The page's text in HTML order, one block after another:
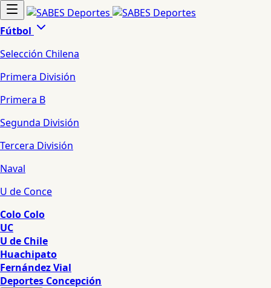
Fútbol
Selección Chilena
Primera División
Primera B
Segunda División
Tercera División
Naval
U de Conce
Colo Colo
UC
U de Chile
Huachipato
Fernández Vial
Deportes Concepción